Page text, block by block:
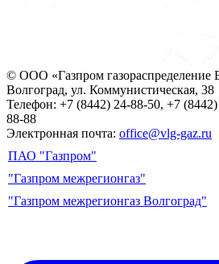
© ООО «Газпром газораспределение
Волгоград, ул. Коммунистическая, 38
Телефон: +7 (8442) 24-88-50, +7
88-88
Электронная почта: office@vlg-gaz.ru
ПАО "Газпром"
"Газпром межрегионгаз"
"Газпром межрегионгаз Волгоград"